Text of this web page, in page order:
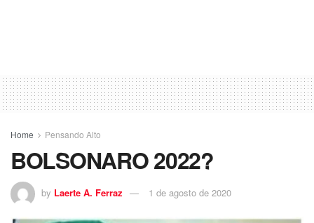
Home Pensando Alto
BOLSONARO 2022?
by Laerte A. Ferraz 1 de agosto de 2020